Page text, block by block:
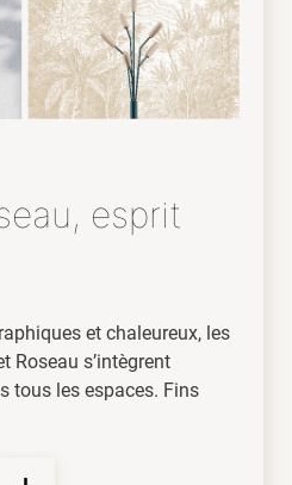
esprit
et chaleureux, les
Roseau s’intègrent
tous les espaces. Fins